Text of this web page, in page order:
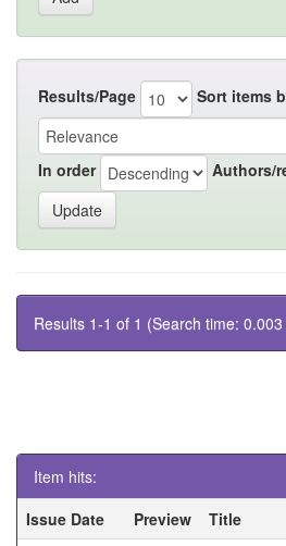
Results/Page Sort items
In order Authors/
Results 1-1 of 1 (Search time:
Item hits:
Issue Date
Preview Title